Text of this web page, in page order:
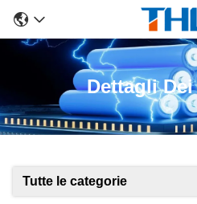
Dettagli
Tutte le categorie